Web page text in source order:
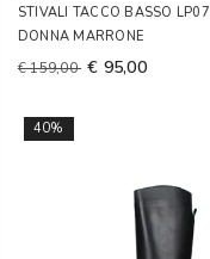
STIVALI TACCO BASSO LP07
DONNA MARRONE
€ 159,00 € 95,00
40%